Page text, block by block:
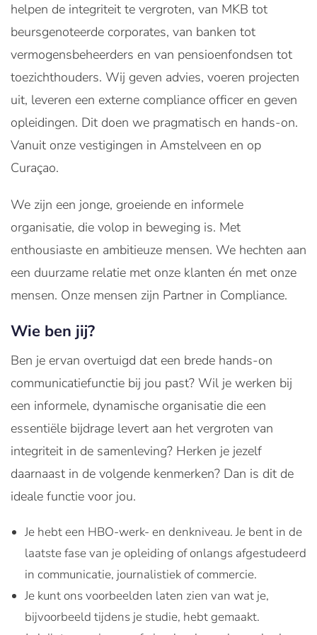
helpen de integriteit te vergroten, van MKB tot
beursgenoteerde corporates, van banken tot
vermogensbeheerders en van pensioenfondsen tot
toezichthouders. Wij geven advies, voeren projecten
uit, leveren een externe compliance officer en geven
opleidingen. Dit doen we pragmatisch en hands-on.
Vanuit onze vestigingen in Amstelveen en op
Curaçao.
We zijn een jonge, groeiende en informele
organisatie, die volop in beweging is. Met
enthousiaste en ambitieuze mensen. We hechten aan
een duurzame relatie met onze klanten én met onze
mensen. Onze mensen zijn Partner in Compliance.
Wie ben jij?
Ben je ervan overtuigd dat een brede hands-on
communicatiefunctie bij jou past? Wil je werken bij
een informele, dynamische organisatie die een
essentiële bijdrage levert aan het vergroten van
integriteit in de samenleving? Herken je jezelf
daarnaast in de volgende kenmerken? Dan is dit de
ideale functie voor jou.
Je hebt een HBO-werk- en denkniveau. Je bent in de
laatste fase van je opleiding of onlangs afgestudeerd
in communicatie, journalistiek of commercie.
Je kunt ons voorbeelden laten zien van wat je,
bijvoorbeeld tijdens je studie, hebt gemaakt.